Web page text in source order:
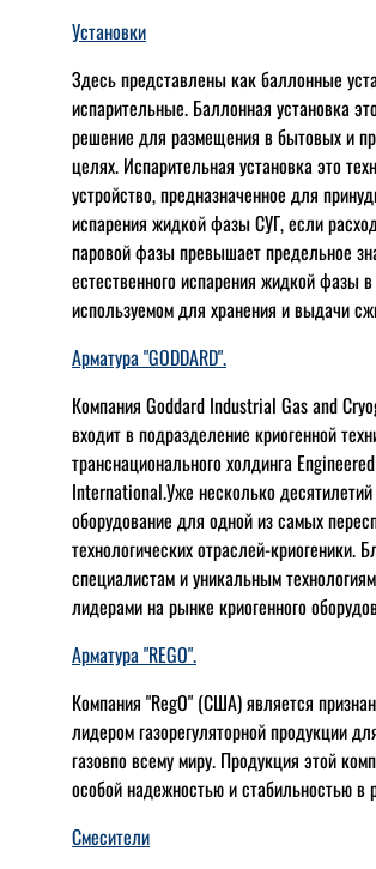
Установки
Здесь представлены как баллонные
испарительные. Баллонная установка
решение для размещения в бытовых и
целях. Испарительная установка это
устройство, предназначенное для
испарения жидкой фазы СУГ, если
паровой фазы превышает предельное
естественного испарения жидкой фазы в
используемом для хранения и выдачи
Арматура "GODDARD".
Компания Goddard Industrial Gas and
входит в подразделение криогенной
транснационального холдинга
International.Уже несколько
оборудование для одной из самых
технологических отраслей-криогеники.
специалистам и уникальным
лидерами на рынке криогенного
Арматура "REGO".
Компания "RegO" (США) является
лидером газорегуляторной продукции
газовпо всему миру. Продукция этой
особой надежностью и стабильностью в
Смесители